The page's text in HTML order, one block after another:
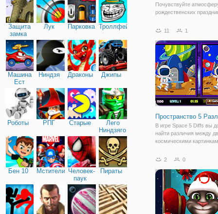
Защита
замка
Лук Парковка Троллфейс
Машина
Ест
Машину
Ниндзя Драконы Джипы
Роботы РПГ Старые
Лего
Ниндзяго
Бен 10 Мстители Человек-
паук
Пираты
Почувствуйте
рождественских
отличия". Это флеш
предстоит проявить
внимательность и
11 1
Пространство 5
В игре Space 5 Diffs вы
найти различия между
космическими
отличий, и некоторые из
нажмите или коснитесь
чтобы
2 0